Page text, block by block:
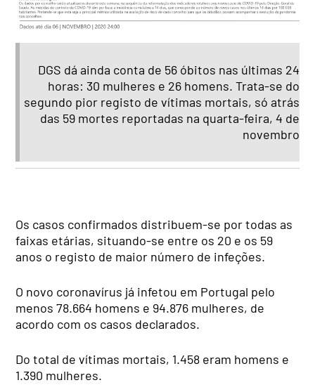
DGS dá ainda conta de 56 óbitos nas últimas 24
horas: 30 mulheres e 26 homens. Trata-se do
segundo pior registo de vítimas mortais, só atrás
das 59 mortes reportadas na quarta-feira, 4 de
novembro
Os casos confirmados distribuem-se por todas as
faixas etárias, situando-se entre os 20 e os 59
anos o registo de maior número de infeções.
O novo coronavírus já infetou em Portugal pelo
menos 78.664 homens e 94.876 mulheres, de
acordo com os casos declarados.
Do total de vítimas mortais, 1.458 eram homens e
1.390 mulheres.